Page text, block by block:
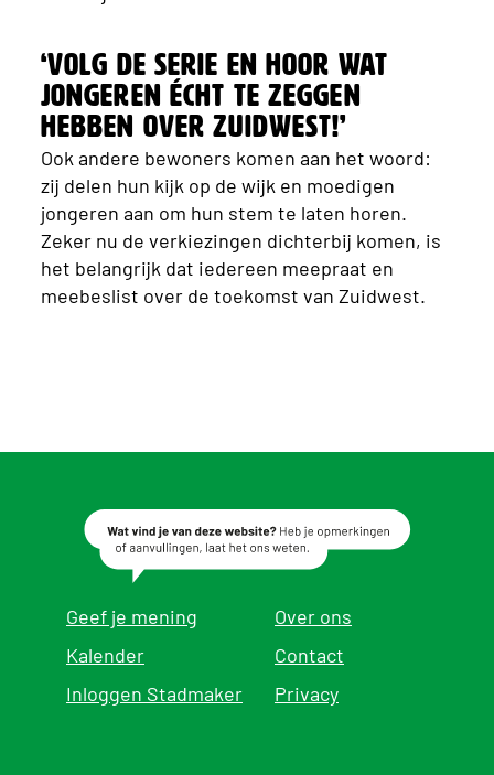
‘Volg de serie en hoor wat
jongeren écht te zeggen
hebben over Zuidwest!’
Ook andere bewoners komen aan het woord:
zij delen hun kijk op de wijk en moedigen
jongeren aan om hun stem te laten horen.
Zeker nu de verkiezingen dichterbij komen, is
het belangrijk dat iedereen meepraat en
meebeslist over de toekomst van Zuidwest.
Geef je mening
Kalender
Inloggen Stadmaker
Over ons
Contact
Privacy